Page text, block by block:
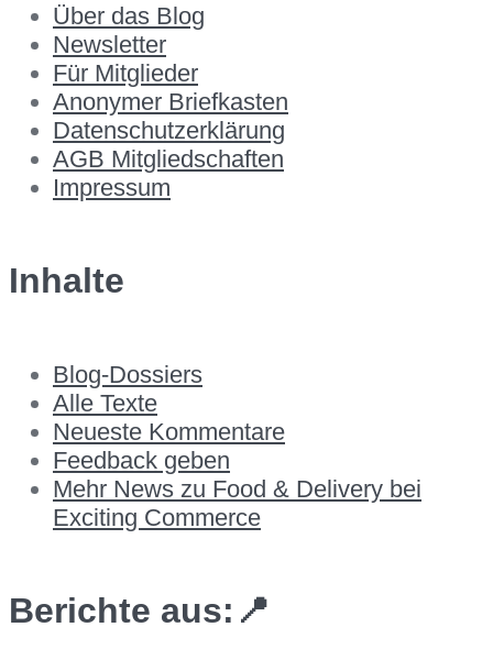
Über das Blog
Newsletter
Für Mitglieder
Anonymer Briefkasten
Datenschutzerklärung
AGB Mitgliedschaften
Impressum
Inhalte
Blog-Dossiers
Alle Texte
Neueste Kommentare
Feedback geben
Mehr News zu Food & Delivery bei
Exciting Commerce
Berichte aus:📍